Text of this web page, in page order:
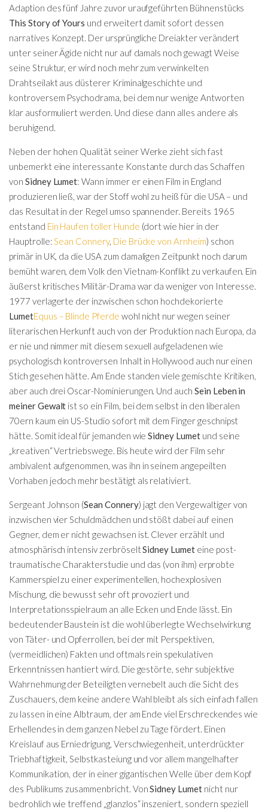
Adaption des fünf Jahre zuvor uraufgeführten Bühnenstücks
This Story of Yours und erweitert damit sofort dessen
narratives Konzept. Der ursprüngliche Dreiakter verändert
unter seiner Ägide nicht nur auf damals noch gewagt Weise
seine Struktur, er wird noch mehr zum verwinkelten
Drahtseilakt aus düsterer Kriminalgeschichte und
kontroversem Psychodrama, bei dem nur wenige Antworten
klar ausformuliert werden. Und diese dann alles andere als
beruhigend.
Neben der hohen Qualität seiner Werke zieht sich fast
unbemerkt eine interessante Konstante durch das Schaffen
von Sidney Lumet: Wann immer er einen Film in England
produzieren ließ, war der Stoff wohl zu heiß für die USA – und
das Resultat in der Regel umso spannender. Bereits 1965
entstand Ein Haufen toller Hunde (dort wie hier in der
Hauptrolle: Sean Connery, Die Brücke von Arnheim) schon
primär in UK, da die USA zum damaligen Zeitpunkt noch darum
bemüht waren, dem Volk den Vietnam-Konflikt zu verkaufen. Ein
äußerst kritisches Militär-Drama war da weniger von Interesse.
1977 verlagerte der inzwischen schon hochdekorierte
LumetEquus – Blinde Pferde wohl nicht nur wegen seiner
literarischen Herkunft auch von der Produktion nach Europa, da
er nie und nimmer mit diesem sexuell aufgeladenen wie
psychologisch kontroversen Inhalt in Hollywood auch nur einen
Stich gesehen hätte. Am Ende standen viele gemischte Kritiken,
aber auch drei Oscar-Nominierungen. Und auch Sein Leben in
meiner Gewalt ist so ein Film, bei dem selbst in den liberalen
70ern kaum ein US-Studio sofort mit dem Finger geschnipst
hätte. Somit ideal für jemanden wieSidney Lumetund seine
„kreativen“ Vertriebswege. Bis heute wird der Film sehr
ambivalent aufgenommen, was ihn in seinem angepeilten
Vorhaben jedoch mehr bestätigt als relativiert.
Sergeant Johnson (Sean Connery) jagt den Vergewaltiger von
inzwischen vier Schuldmädchen und stößt dabei auf einen
Gegner, dem er nicht gewachsen ist. Clever erzählt und
atmosphärisch intensiv zerbröseltSidney Lumeteine post-
traumatische Charakterstudie und das (von ihm) erprobte
Kammerspiel zu einer experimentellen, hochexplosiven
Mischung, die bewusst sehr oft provoziert und
Interpretationsspielraum an alle Ecken und Ende lässt. Ein
bedeutender Baustein ist die wohl überlegte Wechselwirkung
von Täter- und Opferrollen, bei der mit Perspektiven,
(vermeidlichen) Fakten und oftmals rein spekulativen
Erkenntnissen hantiert wird. Die gestörte, sehr subjektive
Wahrnehmung der Beteiligten vernebelt auch die Sicht des
Zuschauers, dem keine andere Wahl bleibt als sich einfach fallen
zu lassen in eine Albtraum, der am Ende viel Erschreckendes wie
Erhellendes in dem ganzen Nebel zu Tage fördert. Einen
Kreislauf aus Erniedrigung, Verschwiegenheit, unterdrückter
Triebhaftigkeit, Selbstkasteiung und vor allem mangelhafter
Kommunikation, der in einer gigantischen Welle über dem Kopf
des Publikums zusammenbricht. VonSidney Lumetnicht nur
bedrohlich wie treffend „glanzlos“ inszeniert, sondern speziell